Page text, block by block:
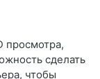
просмотра,
сделать
чтобы